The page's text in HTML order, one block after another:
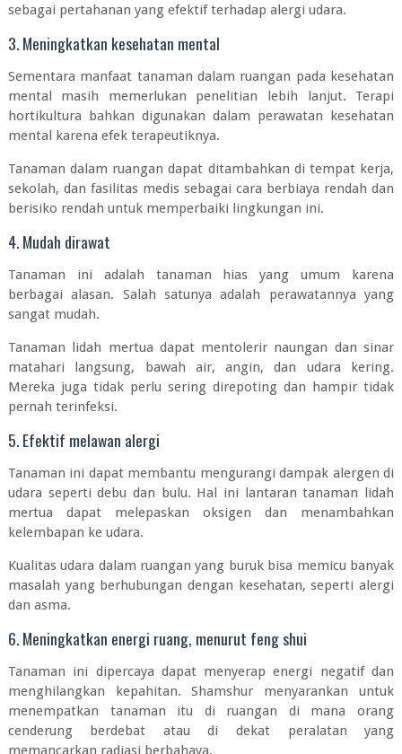
sebagai pertahanan yang efektif terhadap alergi udara.
3. Meningkatkan kesehatan mental
Sementara manfaat tanaman dalam ruangan pada kesehatan
mental masih memerlukan penelitian lebih lanjut. Terapi
hortikultura bahkan digunakan dalam perawatan kesehatan
mental karena efek terapeutiknya.
Tanaman dalam ruangan dapat ditambahkan di tempat kerja,
sekolah, dan fasilitas medis sebagai cara berbiaya rendah dan
berisiko rendah untuk memperbaiki lingkungan ini.
4. Mudah dirawat
Tanaman ini adalah tanaman hias yang umum karena
berbagai alasan. Salah satunya adalah perawatannya yang
sangat mudah.
Tanaman lidah mertua dapat mentolerir naungan dan sinar
matahari langsung, bawah air, angin, dan udara kering.
Mereka juga tidak perlu sering direpoting dan hampir tidak
pernah terinfeksi.
5. Efektif melawan alergi
Tanaman ini dapat membantu mengurangi dampak alergen di
udara seperti debu dan bulu. Hal ini lantaran tanaman lidah
mertua dapat melepaskan oksigen dan menambahkan
kelembapan ke udara.
Kualitas udara dalam ruangan yang buruk bisa memicu banyak
masalah yang berhubungan dengan kesehatan, seperti alergi
dan asma.
6. Meningkatkan energi ruang, menurut feng shui
Tanaman ini dipercaya dapat menyerap energi negatif dan
menghilangkan kepahitan. Shamshur menyarankan untuk
menempatkan tanaman itu di ruangan di mana orang
cenderung berdebat atau di dekat peralatan yang
memancarkan radiasi berbahaya.